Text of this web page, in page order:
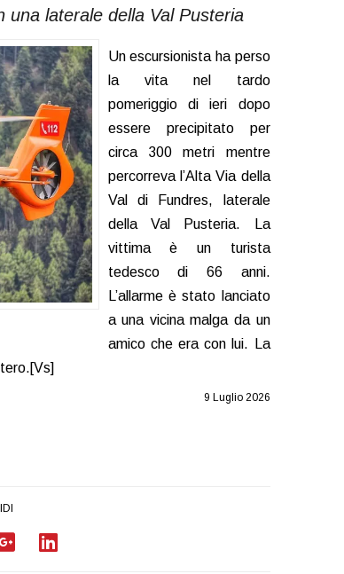
una laterale della Val Pusteria
Un escursionista ha perso
la vita nel tardo
pomeriggio di ieri dopo
essere precipitato per
circa 300 metri mentre
percorreva l’Alta Via della
Val di Fundres, laterale
della Val Pusteria. La
vittima è un turista
tedesco di 66 anni.
L’allarme è stato lanciato
a una vicina malga da un
amico che era con lui. La
9 Luglio 2026